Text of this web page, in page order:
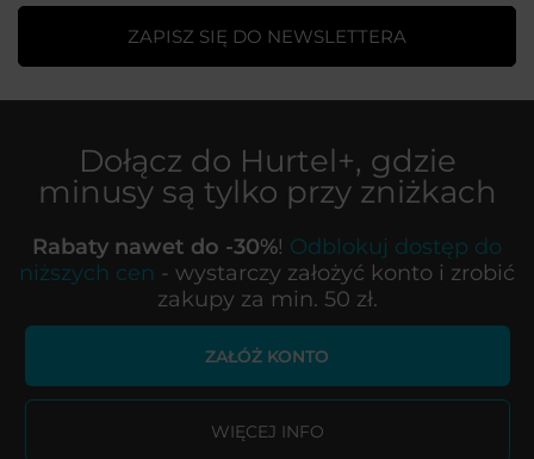
ZAPISZ SIĘ DO NEWSLETTERA
Dołącz do Hurtel+, gdzie
minusy są tylko przy zniżkach
Rabaty nawet do -30%! Odblokuj dostęp do
niższych cen - wystarczy założyć konto i zrobić
zakupy za min. 50 zł.
ZAŁÓŻ KONTO
WIĘCEJ INFO